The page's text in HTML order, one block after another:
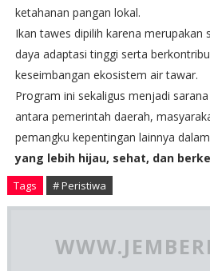
ketahanan pangan lokal.
Ikan tawes dipilih karena merupakan
daya adaptasi tinggi serta
keseimbangan ekosistem air tawar.
Program ini sekaligus menjadi
antara pemerintah daerah,
pemangku kepentingan lainnya
yang lebih hijau, sehat, dan
Tags # Peristiwa